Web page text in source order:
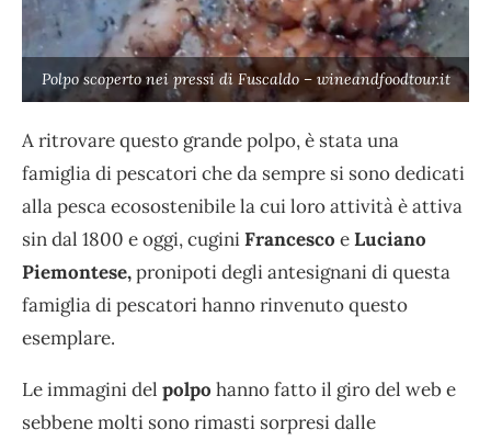
Polpo scoperto nei pressi di Fuscaldo – wineandfoodtour.it
A ritrovare questo grande polpo, è stata una
famiglia di pescatori che da sempre si sono dedicati
alla pesca ecosostenibile la cui loro attività è attiva
sin dal 1800 e oggi, cuginiFrancesco eLuciano
Piemontese,pronipoti degli antesignani di questa
famiglia di pescatori hanno rinvenuto questo
esemplare.
Le immagini del polpo hanno fatto il giro del web e
sebbene molti sono rimasti sorpresi dalle